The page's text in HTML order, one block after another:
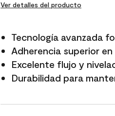
Ver detalles del producto
Tecnología avanzada
Adherencia superior
Excelente flujo y
Durabilidad para